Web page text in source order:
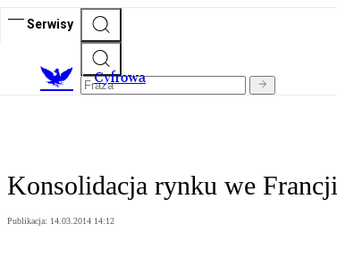
Serwisy
Cyfrowa
Konsolidacja rynku we
Publikacja: 14.03.2014 14:12